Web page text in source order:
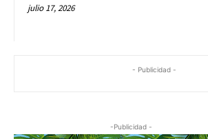
julio 17, 2026
- Publicidad -
-Publicidad -